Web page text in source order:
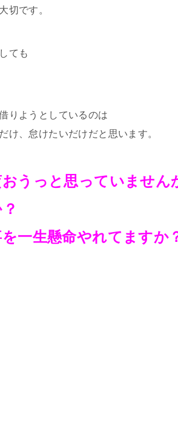
切です。
ても
りようとしているのは
け、怠けたいだけだと思います。
うっと思っていません
一生懸命やれてますか